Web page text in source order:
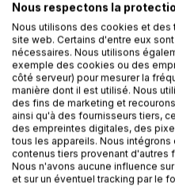
AJOUTER
Ajouter à ma liste d'envies
Laisser un avis
Nous respectons la
Nous utilisons des cookies et des
site web. Certains d'entre eux
nécessaires. Nous utilisons
exemple des cookies ou des
côté serveur) pour mesurer la
manière dont il est utilisé. Nous
des fins de marketing et
ainsi qu'à des fournisseurs tiers,
des empreintes digitales, des
tous les appareils. Nous
contenus tiers provenant d'autres
Nous n'avons aucune influence
et sur un éventuel tracking par le